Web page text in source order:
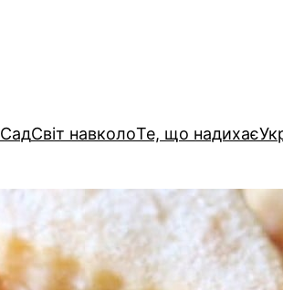
СадСвіт навколоТе, що надихає